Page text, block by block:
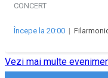
CONCERT
Începe la 20:00 |
Vezi mai multe